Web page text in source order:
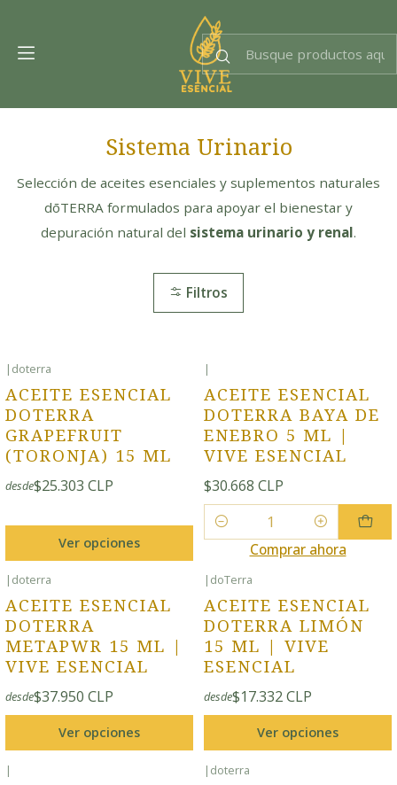
Sistema Urinario
Selección de aceites esenciales y suplementos naturales
dōTERRA formulados para apoyar el bienestar y
depuración natural del sistema urinario y renal.
Filtros
| doterra
ACEITE ESENCIAL
DOTERRA
GRAPEFRUIT
(TORONJA) 15 ML
desde$25.303 CLP
Ver opciones
|
ACEITE ESENCIAL
DOTERRA BAYA DE
ENEBRO 5 ML |
VIVE ESENCIAL
$30.668 CLP
Cantidad
Comprar ahora
| doterra
ACEITE ESENCIAL
DOTERRA
METAPWR 15 ML |
VIVE ESENCIAL
desde$37.950 CLP
Ver opciones
| doTerra
ACEITE ESENCIAL
DOTERRA LIMÓN
15 ML | VIVE
ESENCIAL
desde$17.332 CLP
Ver opciones
| | doterra
Dra. EsencIAl
Experta en bienestar